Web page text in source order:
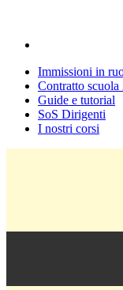
Immissioni in
Contratto
Guide e tutorial
SoS Dirigenti
I nostri corsi